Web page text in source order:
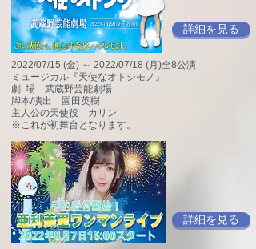
詳細を見る
2022/07/15 (金) ～ 2022/07/18 (月)全8公演
ミュージカル『天使なオトシモノ』
劇 場 武蔵野芸能劇場
脚本/演出 園田英樹
主人公の天使役 カリン
※これが初舞台となります。
詳細を見る